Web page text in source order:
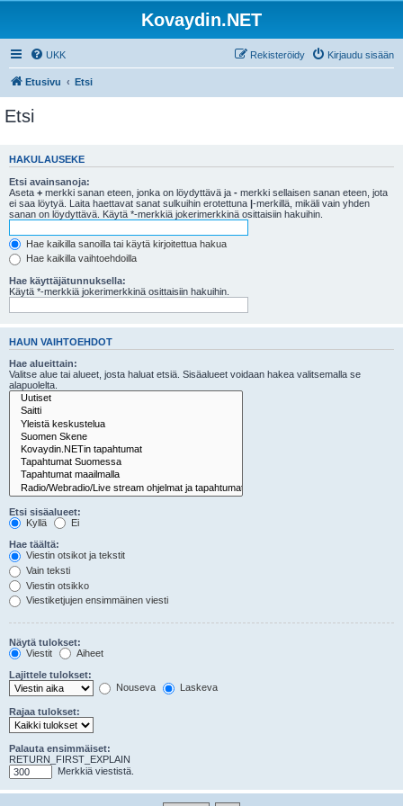
Kovaydin.NET
UKK Kirjaudu sisään
Rekisteröidy
Etusivu Etsi
Etsi
HAKULAUSEKE
Etsi avainsanoja:
Aseta + merkki sanan eteen, jonka on löydyttävä ja - merkki sellaisen sanan eteen, jota
ei saa löytyä. Laita haettavat sanat sulkuihin erotettuna |-merkillä, mikäli vain yhden
sanan on löydyttävä. Käytä *-merkkiä jokerimerkkinä osittaisiin hakuihin.
Hae kaikilla sanoilla tai käytä kirjoitettua hakua
Hae kaikilla vaihtoehdoilla
Hae käyttäjätunnuksella:
Käytä *-merkkiä jokerimerkkinä osittaisiin hakuihin.
HAUN VAIHTOEHDOT
Hae alueittain:
Valitse alue tai alueet, josta haluat etsiä. Sisäalueet voidaan hakea valitsemalla se
alapuolelta.
Etsi sisäalueet:
Kyllä
Ei
Hae täältä:
Viestin otsikot ja tekstit
Vain teksti
Viestin otsikko
Viestiketjujen ensimmäinen viesti
Näytä tulokset:
Viestit
Aiheet
Lajittele tulokset:
Nouseva
Laskeva
Rajaa tulokset:
Palauta ensimmäiset:
RETURN_FIRST_EXPLAIN
Merkkiä viestistä.